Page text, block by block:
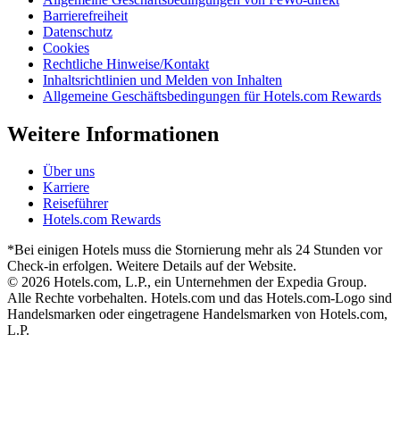
Barrierefreiheit
Datenschutz
Cookies
Rechtliche Hinweise/Kontakt
Inhaltsrichtlinien und Melden von Inhalten
Allgemeine Geschäftsbedingungen für Hotels.com Rewards
Weitere Informationen
Über uns
Karriere
Reiseführer
Hotels.com Rewards
*Bei einigen Hotels muss die Stornierung mehr als 24 Stunden vor
Check-in erfolgen. Weitere Details auf der Website.
© 2026 Hotels.com, L.P., ein Unternehmen der Expedia Group.
Alle Rechte vorbehalten. Hotels.com und das Hotels.com-Logo sind
Handelsmarken oder eingetragene Handelsmarken von Hotels.com,
L.P.